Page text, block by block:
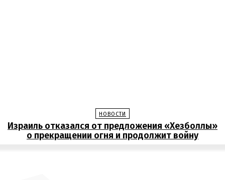
НОВОСТИ
Израиль отказался от предложения «Хезболлы»
о прекращении огня и продолжит войну